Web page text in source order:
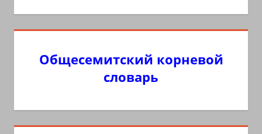
Общесемитский корневой
словарь